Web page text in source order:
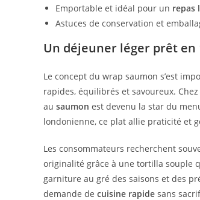
Emportable et idéal pour un repas
Astuces de conservation et
Un déjeuner léger prêt
Le concept du wrap saumon s’est
rapides, équilibrés et savoureux.
au saumon est devenu la star du
londonienne, ce plat allie praticité et
Les consommateurs recherchent
originalité grâce à une tortilla souple
garniture au gré des saisons et des
demande de cuisine rapide sans